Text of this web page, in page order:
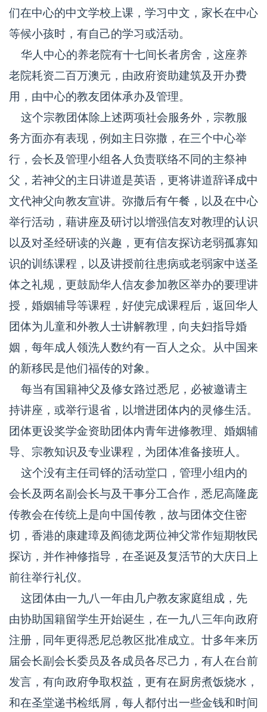
们在中心的中文学校上课，学习中文，家长在中心
等候小孩时，有自己的学习或活动。
华人中心的养老院有十七间长者房舍，这座养
老院耗资二百万澳元，由政府资助建筑及开办费
用，由中心的教友团体承办及管理。
这个宗教团体除上述两项社会服务外，宗教服
务方面亦有表现，例如主日弥撒，在三个中心举
行，会长及管理小组各人负责联络不同的主祭神
父，若神父的主日讲道是英语，更将讲道辞译成中
文代神父向教友宣讲。弥撒后有午餐，以及在中心
举行活动，藉讲座及研讨以增强信友对教理的认识
以及对圣经研读的兴趣，更有信友探访老弱孤寡知
识的训练课程，以及讲授前往患病或老弱家中送圣
体之礼规，更鼓励华人信友参加教区举办的要理讲
授，婚姻辅导等课程，好使完成课程后，返回华人
团体为儿童和外教人士讲解教理，向夫妇指导婚
姻，每年成人领洗人数约有一百人之众。从中国来
的新移民是他们福传的对象。
每当有国籍神父及修女路过悉尼，必被邀请主
持讲座，或举行退省，以增进团体内的灵修生活。
团体更设奖学金资助团体内青年进修教理、婚姻辅
导、宗教知识及专业课程，为团体准备接班人。
这个没有主任司铎的活动堂口，管理小组内的
会长及两名副会长与及干事分工合作，悉尼高隆庞
传教会在传统上是向中国传教，故与团体交住密
切，香港的康建璋及阎德龙两位神父常作短期牧民
探访，并作神修指导，在圣诞及复活节的大庆日上
前往举行礼仪。
这团体由一九八一年由几户教友家庭组成，先
由协助国籍留学生开始诞生，在一九八三年向政府
注册，同年更得悉尼总教区批准成立。廿多年来历
届会长副会长委员及各成员各尽己力，有人在台前
发言，有向政府争取权益，更有在厨房煮饭烧水，
和在圣堂递书检纸屑，每人都付出一些金钱和时间